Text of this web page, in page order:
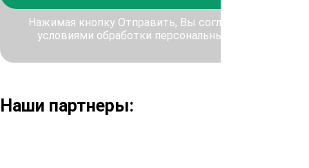
Нажимая кнопку Отправить, Вы соглашаетесь с
условиями обработки персональных данных
Наши партнеры: